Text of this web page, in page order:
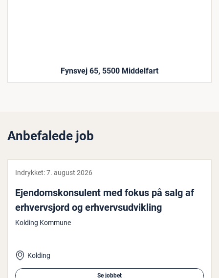
Fynsvej 65, 5500 Middelfart
Anbefalede job
Indrykket:7. august 2026
Ejen­dom­s­kon­su­lent med fokus på salg af
er­hvervsjord og er­hverv­s­ud­vik­ling
Kolding Kommune
Kolding
Se jobbet